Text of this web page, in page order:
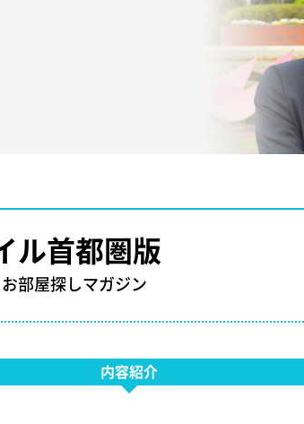
ル首都圏版
部屋探しマガジン
内容紹介